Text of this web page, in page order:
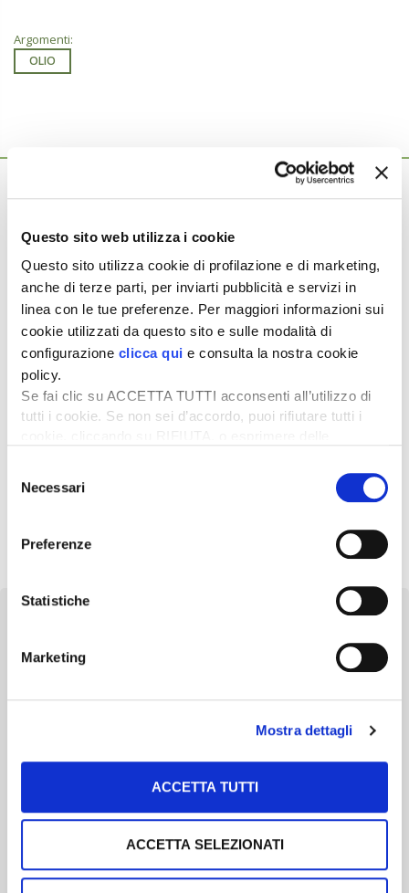
Questo sito web utilizza i cookie
Questo sito utilizza cookie di profilazione e di marketing,
anche di terze parti, per inviarti pubblicità e servizi in
linea con le tue preferenze. Per maggiori informazioni sui
cookie utilizzati da questo sito e sulle modalità di
configurazione clicca qui e consulta la nostra cookie
policy.
Se fai clic su ACCETTA TUTTI acconsenti all’utilizzo di
tutti i cookie. Se non sei d’accordo, puoi rifiutare tutti i
desideri accettare e cliccando ACCETTA SELEZIONATI.
delNecessari
Preferenze
Statistiche
Marketing
Mostra dettagli
ACCETTA TUTTI
ACCETTA SELEZIONATI
Argomenti:
OLIO
Ti potrebbero interessare anche...
L’olio miscelato non è più extravergine
l’olio di oliva vergine non potrà più avere sull’etichetta la
denominazione «extravergine», ma […]
17 Giugno 2026
Arriva il Piano olivicolo contro la crisi
dell’olio
Il settore olivicolo-oleario «a breve potrà contare
sull’operatività del Piano olivicolo nazionale, frutto di un
intenso lavoro di confronto con […]
superiore a quello estero
La campagna 2025-2026 conferma il ritorno alla normalità già
particolarmente problematiche sul fronte […]
Newsletter
Scopri un servizio d'informazione di alta qualità. Tagliato sulle tue
ISCRIVITI